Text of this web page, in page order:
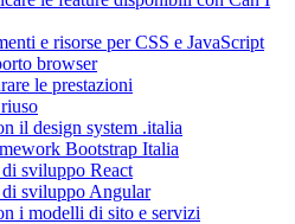
e risorse per CSS e JavaScript
browser
le prestazioni
il design system .italia
Bootstrap Italia
sviluppo React
sviluppo Angular
i modelli di sito e servizi